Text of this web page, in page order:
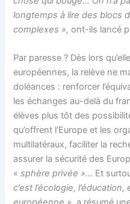
longtemps à lire des blocs
complexes », ont-ils lancé
Par paresse ? Dès lors
européennes, la relève ne
doléances : renforcer
les échanges au-delà du
élèves plus tôt des
qu’offrent l’Europe et les
multilatéraux, faciliter la
assurer la sécurité des
« sphère privée »… Et
c’est l’écologie,